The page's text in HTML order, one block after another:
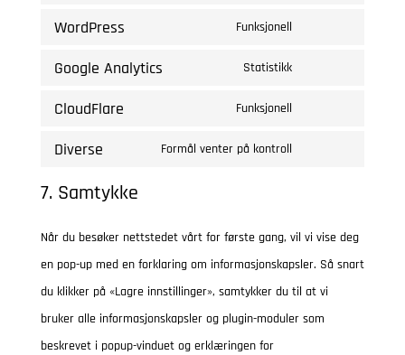
s
e
r
v
WordPress Funksjonell
Google Analytics Statistikk
t
t
o
s
CloudFlare Funksjonell
e
Diverse Formål venter på kontroll
s
e
n
t
7. Samtykke
Når du besøker nettstedet vårt for første gang, vil vi vise deg
en pop-up med en forklaring om informasjonskapsler. Så snart
du klikker på «Lagre innstillinger», samtykker du til at vi
bruker alle informasjonskapsler og plugin-moduler som
beskrevet i popup-vinduet og erklæringen for